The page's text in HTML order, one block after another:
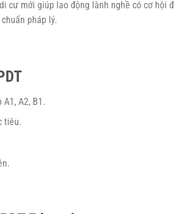
cư mới giúp lao động lành nghề có cơ hội
pháp lý.
A2, B1.
tiêu.